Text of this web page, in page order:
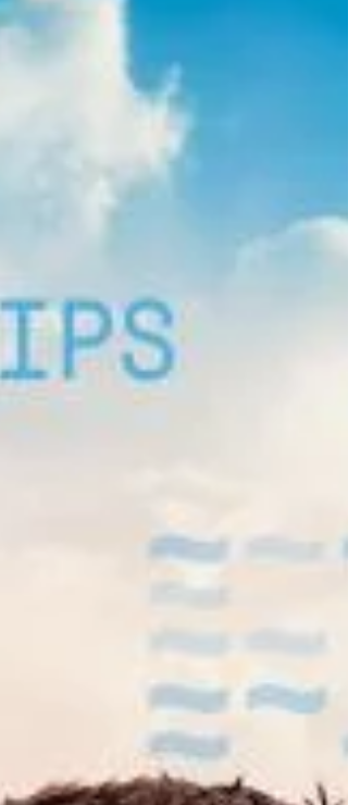
aquatiques pour une correction
🏋️ Préparation physique et étirement
cryothérapie, jaccuzi, sauna ❇️ conférence
nutrition 🏊‍♂️ hébergement en pension
complète #Natation